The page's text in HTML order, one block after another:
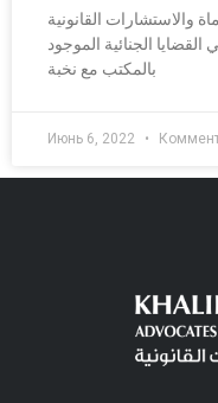
القانونية
الجنائية الموجود
بالمكتب مع نخبة
Июнь 6, 2022